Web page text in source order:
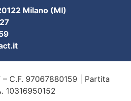
Milano (MI)
C.F. 97067880159 | Partita
10316950152